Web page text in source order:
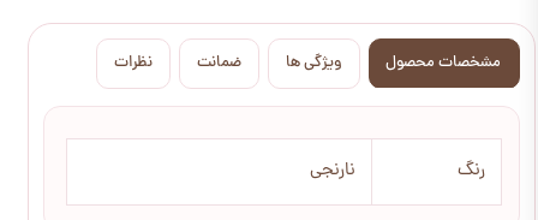
مشخصات محصول ویژگی ها ضمانت نظرات
رنگ نارنجی